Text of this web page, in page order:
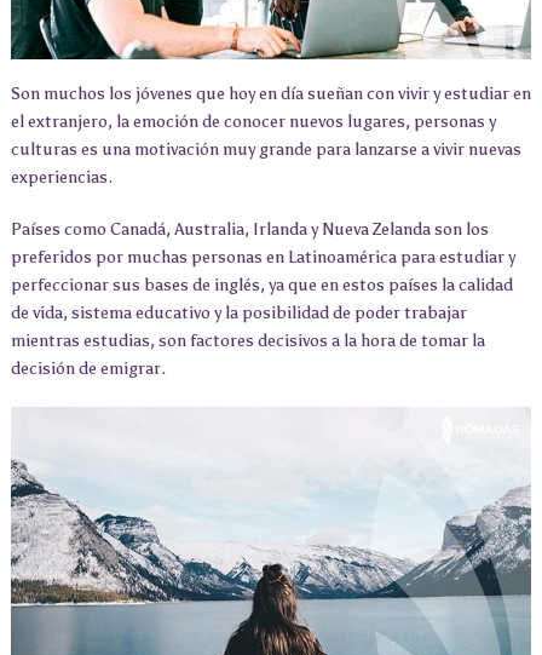
Son muchos los jóvenes que hoy en día sueñan con vivir y estudiar en
el extranjero, la emoción de conocer nuevos lugares, personas y
culturas es una motivación muy grande para lanzarse a vivir nuevas
experiencias.
Países como Canadá, Australia, Irlanda y Nueva Zelanda son los
preferidos por muchas personas en Latinoamérica para estudiar y
perfeccionar sus bases de inglés, ya que en estos países la calidad
de vida, sistema educativo y la posibilidad de poder trabajar
mientras estudias, son factores decisivos a la hora de tomar la
decisión de emigrar.